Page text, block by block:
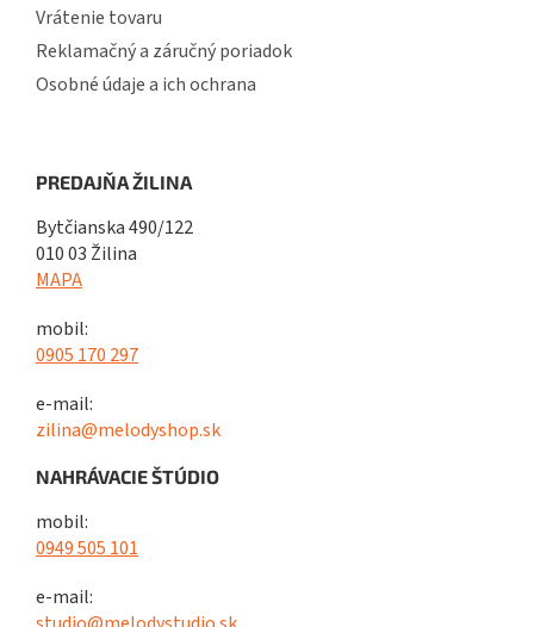
Vrátenie tovaru
Reklamačný a záručný poriadok
Osobné údaje a ich ochrana
PREDAJŇA ŽILINA
Bytčianska 490/122
010 03 Žilina
MAPA
mobil:
0905 170 297
e-mail:
zilina@melodyshop.sk
NAHRÁVACIE ŠTÚDIO
mobil:
0949 505 101
e-mail: